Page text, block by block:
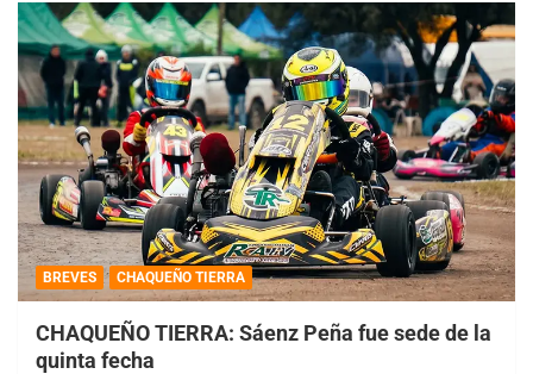
BREVES CHAQUEÑO TIERRA
CHAQUEÑO TIERRA: Sáenz Peña fue sede de la
quinta fecha